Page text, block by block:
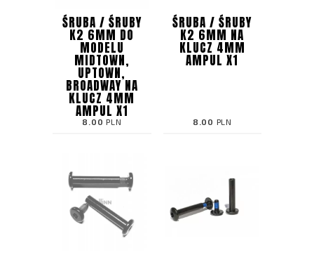
ŚRUBA / ŚRUBY
K2 6MM DO
MODELU
MIDTOWN,
UPTOWN,
BROADWAY NA
KLUCZ 4MM
AMPUL X1
8.00 PLN
ŚRUBA / ŚRUBY
K2 6MM NA
KLUCZ 4MM
AMPUL X1
8.00 PLN